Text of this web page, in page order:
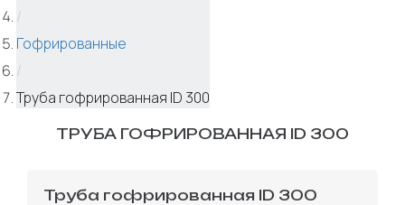
/
Гофрированные
/
Труба гофрированная ID 300
ТРУБА ГОФРИРОВАННАЯ ID 300
Труба гофрированная ID 300